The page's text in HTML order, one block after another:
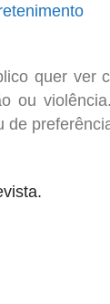
quer ver
ou
de